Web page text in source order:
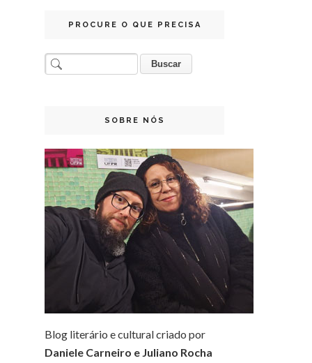
PROCURE O QUE PRECISA
SOBRE NÓS
Blog literário e cultural criado por
Daniele Carneiro e Juliano Rocha